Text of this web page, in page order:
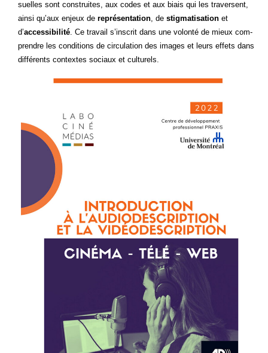
suelles sont construites, aux codes et aux biais qui les tra­versent,
ain­si qu’aux enjeux derepré­sen­ta­tion , destig­ma­ti­sa­tion et
d’acces­si­bi­li­té . Ce tra­vail s’inscrit dans une volon­té de mieux com­
prendre les condi­tions de cir­cu­la­tion des images et leurs effets dans
dif­fé­rents contextes sociaux et culturels.